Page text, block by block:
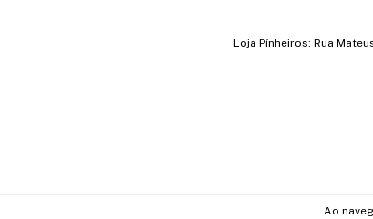
Ao
Loja Pínheiros: Rua